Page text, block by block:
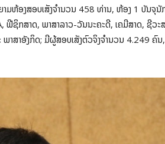
ມຫ້ອງສອບເສັງຈໍານວນ 458 ທ່ານ, ຫ້ອງ 1 ບັນ
ຊິກສາດ, ພາສາລາວ-ວັນນະຄະດີ, ເຄມີສາດ, ຊີວ
ສາອັງກິດ; ມີຜູ້ສອບເສັງຕົວຈິງຈຳນວນ 4.249 ຄົ